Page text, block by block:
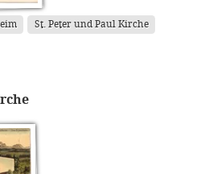
St. Peter und Paul Kirche